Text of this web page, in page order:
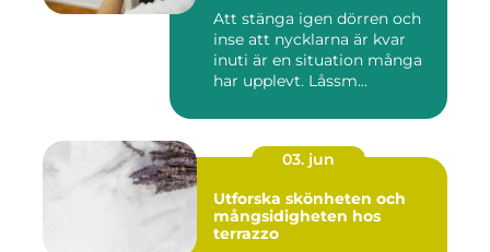
Att stänga igen dörren och
inse att nycklarna är kvar
inuti är en situation många
har upplevt. Låssm...
03. jun
Utforska skönheten och
mångsidigheten hos
terrazzo